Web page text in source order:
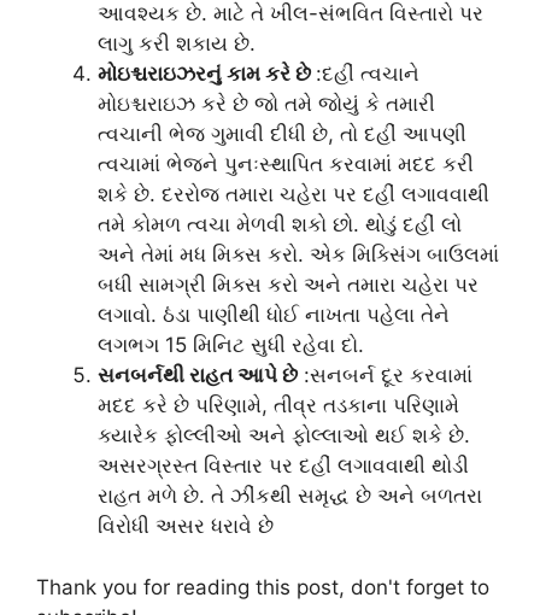
આવશ્યક છે. માટે તે ખીલ-સંભવિત વિસ્તારો પર
લાગુ કરી શકાય છે.
મોઇશ્ચરાઇઝરનું કામ કરે છે :દહીં ત્વચાને
મોઇશ્ચરાઇઝ કરે છે જો તમે જોયું કે તમારી
ત્વચાની ભેજ ગુમાવી દીધી છે, તો દહીં આપણી
ત્વચામાં ભેજને પુનઃસ્થાપિત કરવામાં મદદ કરી
શકે છે. દરરોજ તમારા ચહેરા પર દહીં લગાવવાથી
તમે કોમળ ત્વચા મેળવી શકો છો. થોડું દહીં લો
અને તેમાં મધ મિક્સ કરો. એક મિક્સિંગ બાઉલમાં
બધી સામગ્રી મિક્સ કરો અને તમારા ચહેરા પર
લગાવો. ઠંડા પાણીથી ધોઈ નાખતા પહેલા તેને
લગભગ 15 મિનિટ સુધી રહેવા દો.
સનબર્નથી રાહત આપે છે:સનબર્ન દૂર કરવામાં
મદદ કરે છે પરિણામે, તીવ્ર તડકાના પરિણામે
ક્યારેક ફોલ્લીઓ અને ફોલ્લાઓ થઈ શકે છે.
અસરગ્રસ્ત વિસ્તાર પર દહીં લગાવવાથી થોડી
રાહત મળે છે. તે ઝીંકથી સમૃદ્ધ છે અને બળતરા
વિરોધી અસર ધરાવે છે
Thank you for reading this post, don't forget to